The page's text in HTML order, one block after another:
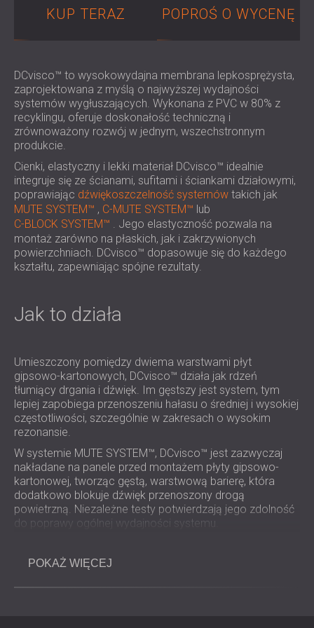
IZOLACJA AKUSTYCZNA I PANELE
IZOLACJA AKUSTYCZNA I ROZWIĄZANIA
AKUSTYCZNE DLA HOTELI
IZOLACJA AKUSTYCZNA I PANELE
AKUSTYCZNE DO HAL I TEATRÓW
ROZWIĄZANIA DŹWIĘKOSZCZELNE I
HANDLOWYCH
WYCISZANIE I AKUSTYKA W OBIEKTACH
EDUKACYJNYCH
PANELE DŹWIĘKOCHŁONNE I
AKUSTYCZNE DLA PLACÓWEK SŁUŻBY
ZDROWIA
ROZWIĄZANIA DŹWIĘKOSZCZELNE I
ROMÂNIA (RO)
SOUTH AFRICA (ZA)
KUP TERAZ POPROŚ O WYCENĘ
DCvisco™ to wysokowydajna membrana lepkosprężysta,
zaprojektowana z myślą o najwyższej wydajności
systemów wygłuszających. Wykonana z PVC w 80% z
recyklingu, oferuje doskonałość techniczną i
zrównoważony rozwój w jednym, wszechstronnym
produkcie.
Cienki, elastyczny i lekki materiał DCvisco™ idealnie
integruje się ze ścianami, sufitami i ściankami działowymi,
poprawiając dźwiękoszczelność systemów takich jak
MUTE SYSTEM™ , C-MUTE SYSTEM™ lub
C-BLOCK SYSTEM™ . Jego elastyczność pozwala na
montaż zarówno na płaskich, jak i zakrzywionych
powierzchniach. DCvisco™ dopasowuje się do każdego
kształtu, zapewniając spójne rezultaty.
Jak to działa
Umieszczony pomiędzy dwiema warstwami płyt
gipsowo-kartonowych, DCvisco™ działa jak rdzeń
tłumiący drgania i dźwięk. Im gęstszy jest system, tym
lepiej zapobiega przenoszeniu hałasu o średniej i wysokiej
częstotliwości, szczególnie w zakresach o wysokim
rezonansie.
W systemie MUTE SYSTEM™, DCvisco™ jest zazwyczaj
nakładane na panele przed montażem płyty gipsowo-
kartonowej, tworząc gęstą, warstwową barierę, która
dodatkowo blokuje dźwięk przenoszony drogą
powietrzną. Niezależne testy potwierdzają jego zdolność
do poprawy ogólnej wydajności systemu.
Kluczowe korzyści
POKAŻ WIĘCEJ